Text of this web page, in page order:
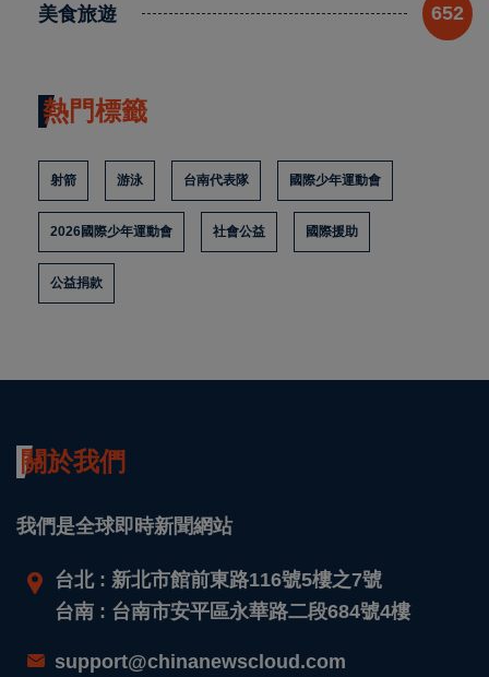
美食旅遊 652
熱門標籤
射箭 游泳 台南代表隊 國際少年運動會
2026國際少年運動會 社會公益 國際援助
公益捐款
關於我們
我們是全球即時新聞網站
台北 : 新北市館前東路116號5樓之7號
台南 : 台南市安平區永華路二段684號4樓
support@chinanewscloud.com